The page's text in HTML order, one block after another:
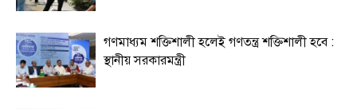
গণমাধ্যম শক্তিশালী হলেই গণতন্ত্র শক্তিশালী হবে :
স্থানীয় সরকারমন্ত্রী